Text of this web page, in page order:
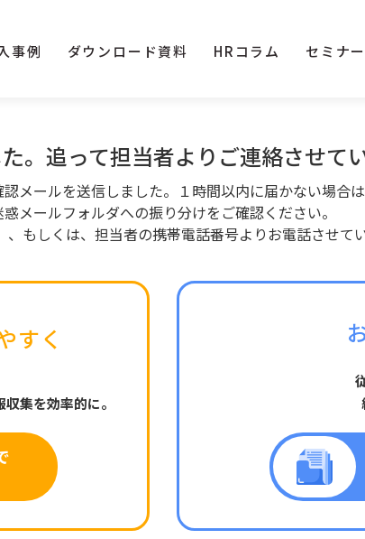
事例 ダウンロード資料 HRコラム セミナ
。 追って担当者より ご連絡させて
メールを送信しました。１時間以内に届かない場合
惑メールフォルダへの振り分けをご確認ください。
、もしくは、担当者の携帯電話番号よりお電話させて
すく
集を効率的に。